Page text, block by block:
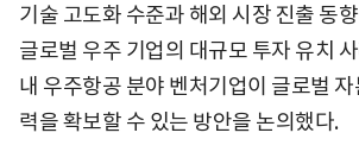
기술 고도화 수준과 해외 시장 진출 동
글로벌 우주 기업의 대규모 투자 유치
내 우주항공 분야 벤처기업이 글로벌
력을 확보할 수 있는 방안을 논의했다.